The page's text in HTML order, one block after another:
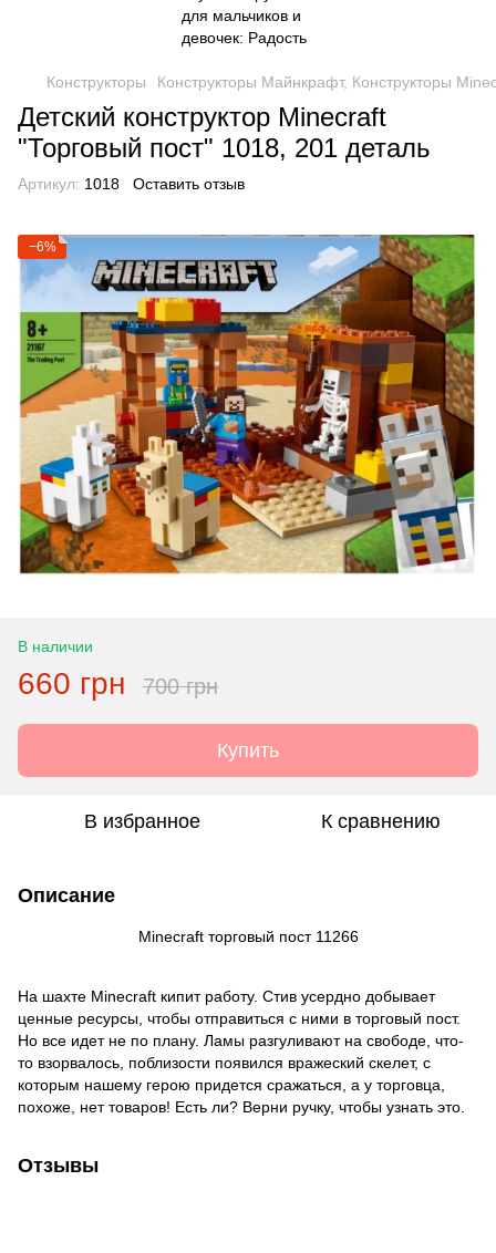
Конструкторы Конструкторы Майнкрафт, Конструкторы
Детский конструктор Minecraft
"Торговый пост" 1018, 201 деталь
Артикул: 1018 Оставить отзыв
−6%
В наличии
660 грн 700 грн
Купить
В избранное К сравнению
Описание
Minecraft торговый пост 11266
На шахте Minecraft кипит работу. Стив усердно добывает
ценные ресурсы, чтобы отправиться с ними в торговый пост.
Но все идет не по плану. Ламы разгуливают на свободе, что-
то взорвалось, поблизости появился вражеский скелет, с
которым нашему герою придется сражаться, а у торговца,
похоже, нет товаров! Есть ли? Верни ручку, чтобы узнать это.
Отзывы